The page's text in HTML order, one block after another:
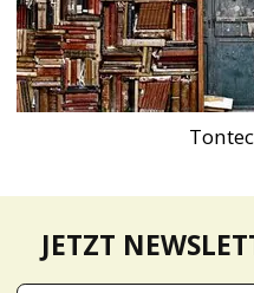
JETZT